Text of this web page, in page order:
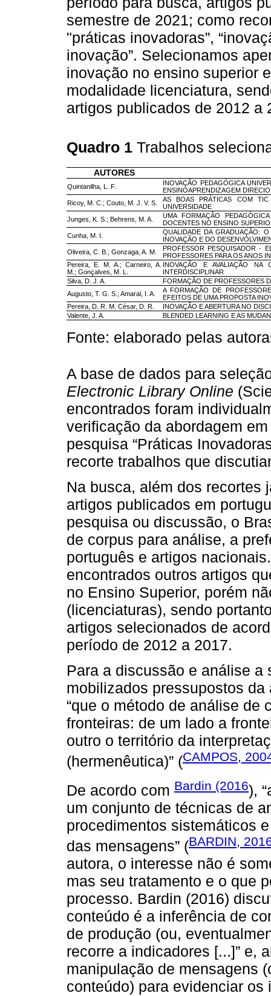
semestre de 2021; como
"práticas inovadoras”,
inovação”. Selecionamos
inovação no ensino superior
modalidade licenciatura,
artigos publicados de 2012 a
Quadro 1 Trabalhos
AUTORES
Quintanilha, L. F.
INOVAÇÃO PEDAGÓGICA
ENSINOAPRENDIZAGEM
Ricoy, M. C.; Couto, M. J. V. S.
AS BOAS PRÁTICAS COM TIC
UNIVERSIDADE
Junges, K. S.; Behrens, M. A.
UMA FORMAÇÃO
DOCENTES NO ENSINO
Cunha, M. I.
QUALIDADE DA GRADUAÇÃO:
INOVAÇÃO E DO
Oliveira, C. B.; Gonzaga, A. M.
PROFESSOR PESQUISADOR -
PROFESSORES PARA OS ANOS
Pereira, E. M. A.; Carneiro, A.
M.; Gonçalves, M. L.
INOVAÇÃO E AVALIAÇÃO NA
INTERDISCIPLINAR
Silva, D. J. A.
FORMAÇÃO DE PROFESSORES
Augusto, T. G. S.; Amaral, I. A.
A FORMAÇÃO DE
EFEITOS DE UMA PROPOSTA
Pereira, D. R. M. César, D. R.
INOVAÇÃO E ABERTURA NO
Valente, J. A.
BLENDED LEARNING E AS
Fonte: elaborado pelas
A base de dados para
Electronic Library Online
encontrados foram
verificação da abordagem
pesquisa “Práticas
recorte trabalhos que
Na busca, além dos recortes
artigos publicados em
pesquisa ou discussão, o
de corpus para análise, a
português e artigos
encontrados outros artigos
no Ensino Superior, porém
(licenciaturas), sendo
artigos selecionados de
período de 2012 a 2017.
Para a discussão e análise a
mobilizados pressupostos
“que o método de análise de
fronteiras: de um lado a
outro o território da
(hermenêutica)” (CAMPOS,
De acordo com Bardin (2016),
um conjunto de técnicas de
procedimentos sistemáticos
das mensagens” (BARDIN,
autora, o interesse não é
mas seu tratamento e o que
processo. Bardin (2016)
conteúdo é a inferência de
de produção (ou,
recorre a indicadores [...]” e,
manipulação de mensagens
conteúdo) para evidenciar